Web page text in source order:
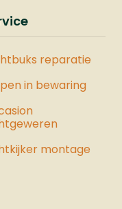
Vesta
u
pistool
reparatie
in bewaring
montage